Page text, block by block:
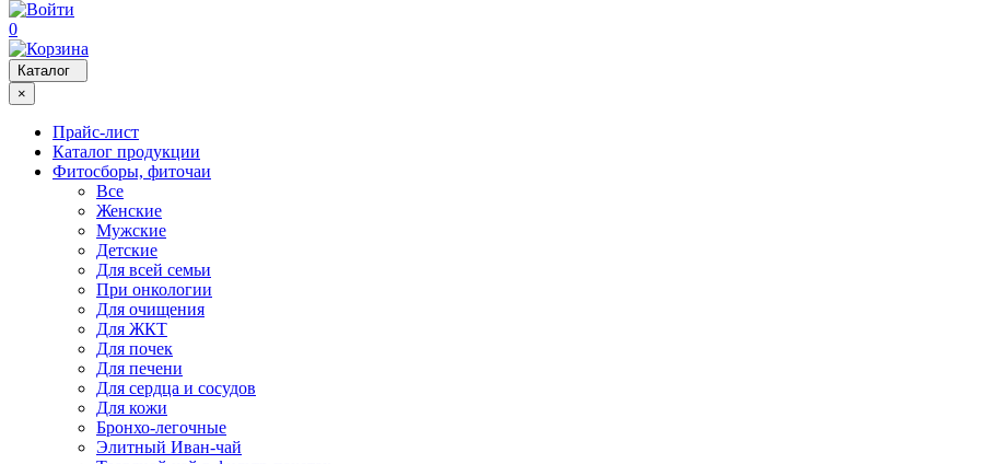
0
Каталог
×
Прайс-лист
Каталог продукции
Фитосборы, фиточаи
Все
Женские
Мужские
Детские
Для всей семьи
При онкологии
Для очищения
Для ЖКТ
Для почек
Для печени
Для сердца и сосудов
Для кожи
Бронхо-легочные
Элитный Иван-чай